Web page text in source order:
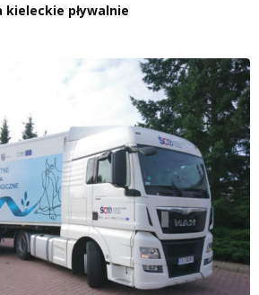
kieleckie pływalnie